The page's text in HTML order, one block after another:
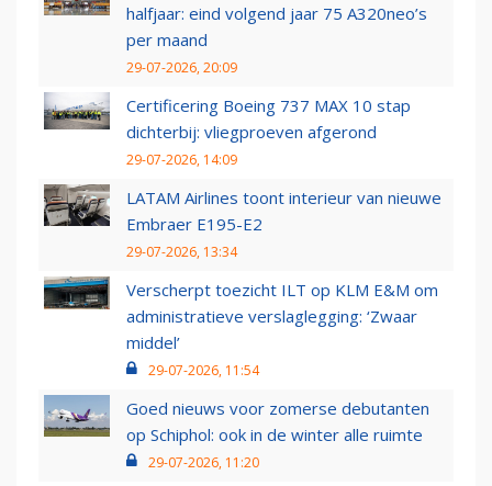
halfjaar: eind volgend jaar 75 A320neo’s
per maand
29-07-2026, 20:09
Certificering Boeing 737 MAX 10 stap
dichterbij: vliegproeven afgerond
29-07-2026, 14:09
LATAM Airlines toont interieur van nieuwe
Embraer E195-E2
29-07-2026, 13:34
Verscherpt toezicht ILT op KLM E&M om
administratieve verslaglegging: ‘Zwaar
middel’
29-07-2026, 11:54
Goed nieuws voor zomerse debutanten
op Schiphol: ook in de winter alle ruimte
29-07-2026, 11:20